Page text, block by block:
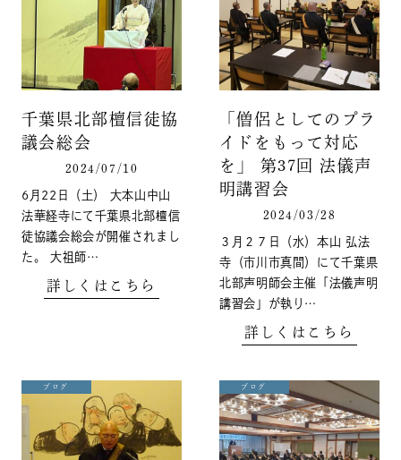
千葉県北部檀信徒協
議会総会
2024/07/10
6月22日（土） 大本山中山
法華経寺にて千葉県北部檀信
徒協議会総会が開催されまし
た。 大祖師…
詳しくはこちら
「僧侶としてのプラ
イドをもって対応
を」 第37回 法儀声
明講習会
2024/03/28
３月２７日（水）本山 弘法
寺（市川市真間）にて千葉県
北部声明師会主催「法儀声明
講習会」が執り…
詳しくはこちら
ブログ ブログ